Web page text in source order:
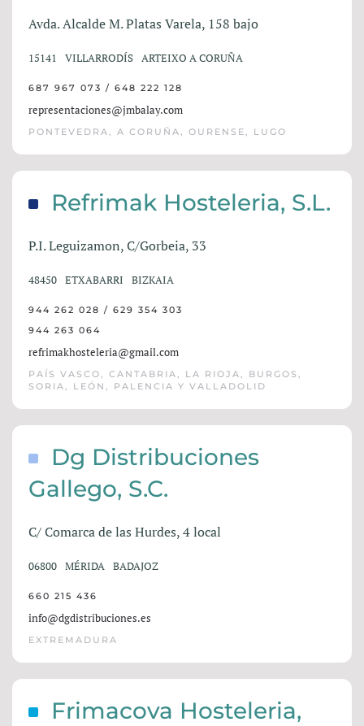
Avda. Alcalde M. Platas Varela, 158 bajo
15141 VILLARRODÍS ARTEIXO A CORUÑA
687 967 073 / 648 222 128
representaciones@jmbalay.com
PONTEVEDRA, A CORUÑA, OURENSE, LUGO
Refrimak Hosteleria, S.L.
P.I. Leguizamon, C/Gorbeia, 33
48450 ETXABARRI BIZKAIA
944 262 028 / 629 354 303
944 263 064
refrimakhosteleria@gmail.com
PAÍS VASCO, CANTABRIA, LA RIOJA, BURGOS,
SORIA, LEÓN, PALENCIA Y VALLADOLID
Dg Distribuciones
Gallego, S.C.
C/ Comarca de las Hurdes, 4 local
06800 MÉRIDA BADAJOZ
660 215 436
info@dgdistribuciones.es
EXTREMADURA
Frimacova Hosteleria,